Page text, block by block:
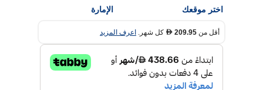
اختر موقعك الإمارة
أقل من D 209.95 كل شهر. اعرف المزيد